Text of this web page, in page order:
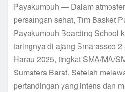
Payakumbuh — Dalam
persaingan sehat, Tim Basket
Payakumbuh Boarding School
taringnya di ajang Smarassco
Harau 2025, tingkat SMA/MA/
Sumatera Barat. Setelah
pertandingan yang intens dan